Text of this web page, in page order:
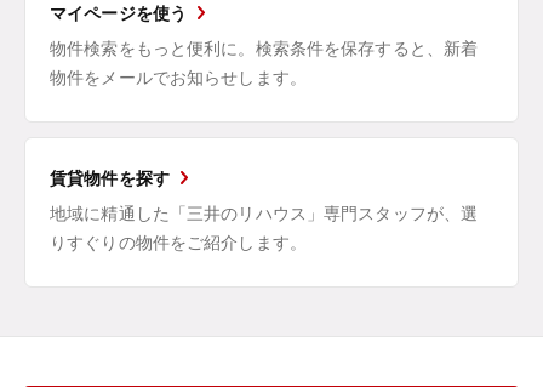
マイページを使う
物件検索をもっと便利に。検索条件を保存すると、新着
物件をメールでお知らせします。
賃貸物件を探す
地域に精通した「三井のリハウス」専門スタッフが、選
りすぐりの物件をご紹介します。